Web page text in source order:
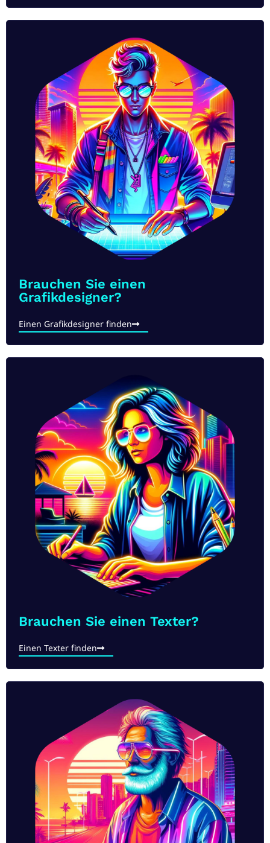
Brauchen Sie einen
Grafikdesigner?
Einen Grafikdesigner finden
Brauchen Sie einen Texter?
Einen Texter finden